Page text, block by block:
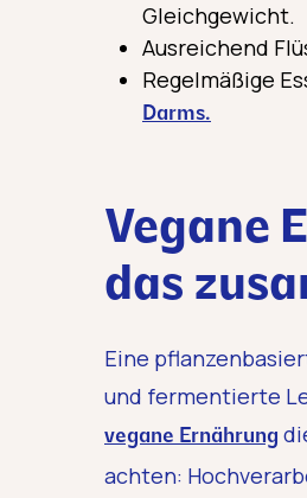
Gleichgewicht.
Ausreichend
Regelmäßige
Darms.
Vegane
das
Eine
und fermentierte
vegane Ernährung
achten: